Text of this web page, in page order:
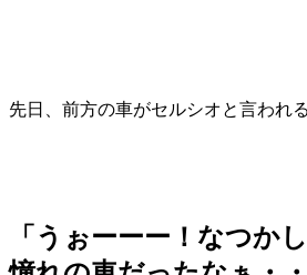
先日、前方の車がセルシオと言われ
「うぉーーー！なつか